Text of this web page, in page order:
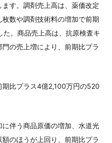
す。調剤売上高は、薬価改定
数や調剤技術料の増加で前期
。商品売上高は、抗原検査キ
の売上増により、前期比プラ
期比プラス4億2,100万円の520
伴う商品原価の増加、水道光
のほうが上回り、前期比プラ